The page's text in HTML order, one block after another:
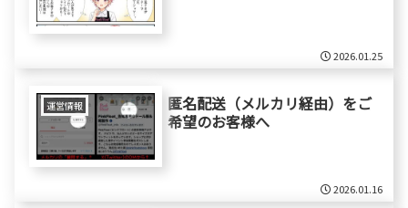
2026.01.25
運営情報
匿名配送（メルカリ経由）をご
希望のお客様へ
2026.01.16